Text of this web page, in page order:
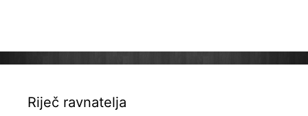
Riječ ravnatelja